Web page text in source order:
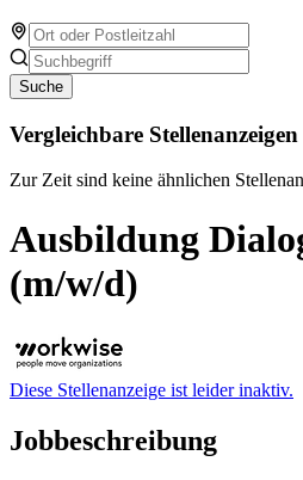
Suche
Vergleichbare Stellenanzeigen
Zur Zeit sind keine ähnlichen
Ausbildung
(m/w/d)
Diese Stellenanzeige ist leider inaktiv.
Jobbeschreibung